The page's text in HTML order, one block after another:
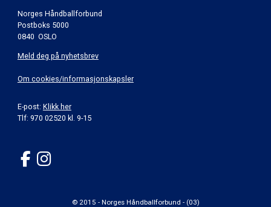
Norges Håndballforbund
Postboks 5000
0840 OSLO
Meld deg på nyhetsbrev
Om cookies/informasjonskapsler
E-post: Klikk her
Tlf: 970 02520 kl. 9-15
© 2015 - Norges Håndballforbund - (03)